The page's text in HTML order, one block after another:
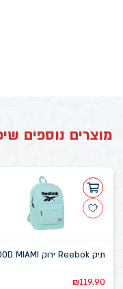
מוצרים נוספים
תיק Reebok ירוק 900D MIAMI
₪119.90